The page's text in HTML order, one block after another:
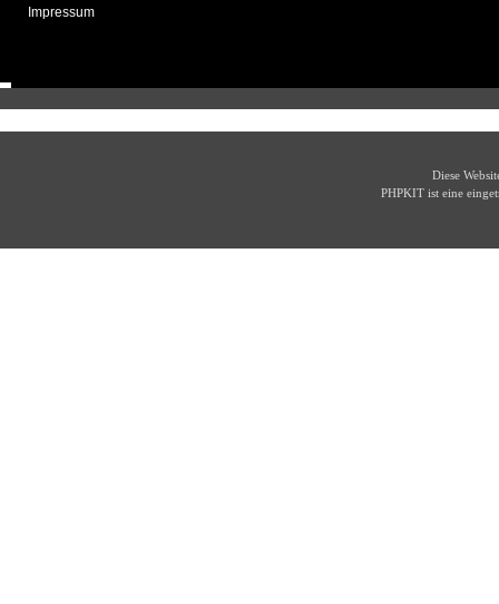
Impressum
Diese
PHPKIT ist eine